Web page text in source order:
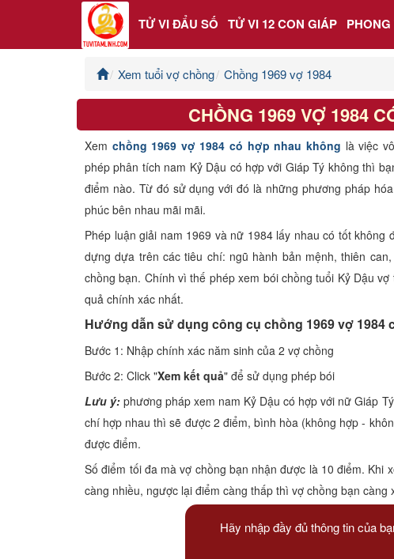
TỬ VI ĐẨU SỐ TỬ VI 12 CON GIÁP
Tử Vi Đẩu Số
Tử Vi 12 Con Giáp
Văn Hoa Tâm linh
Cung hoàng đạo
Xem tuổi vợ chồng Chồng 1969 vợ 1984
CHỒNG 1969 VỢ 1984
Xem chồng 1969 vợ 1984 có hợp nhau không là việc
phép phân tích nam Kỷ Dậu có hợp với Giáp Tý không thì
điểm nào. Từ đó sử dụng với đó là những phương pháp
phúc bên nhau mãi mãi.
Phép luận giải nam 1969 và nữ 1984 lấy nhau có tốt
dựng dựa trên các tiêu chí: ngũ hành bản mệnh, thiên
chồng bạn. Chính vì thế phép xem bói chồng tuổi Kỷ Dậu
quả chính xác nhất.
Hướng dẫn sử dụng công cụ chồng 1969 vợ 1984
Bước 1: Nhập chính xác năm sinh của 2 vợ chồng
Bước 2: Click "Xem kết quả" để sử dụng phép bói
Lưu ý: phương pháp xem nam Kỷ Dậu có hợp với nữ Giáp
chí hợp nhau thì sẽ được 2 điểm, bình hòa (không hợp -
được điểm.
Số điểm tối đa mà vợ chồng bạn nhận được là 10 điểm.
càng nhiều, ngược lại điểm càng thấp thì vợ chồng bạn càng
Hãy nhập đầy đủ thông tin của